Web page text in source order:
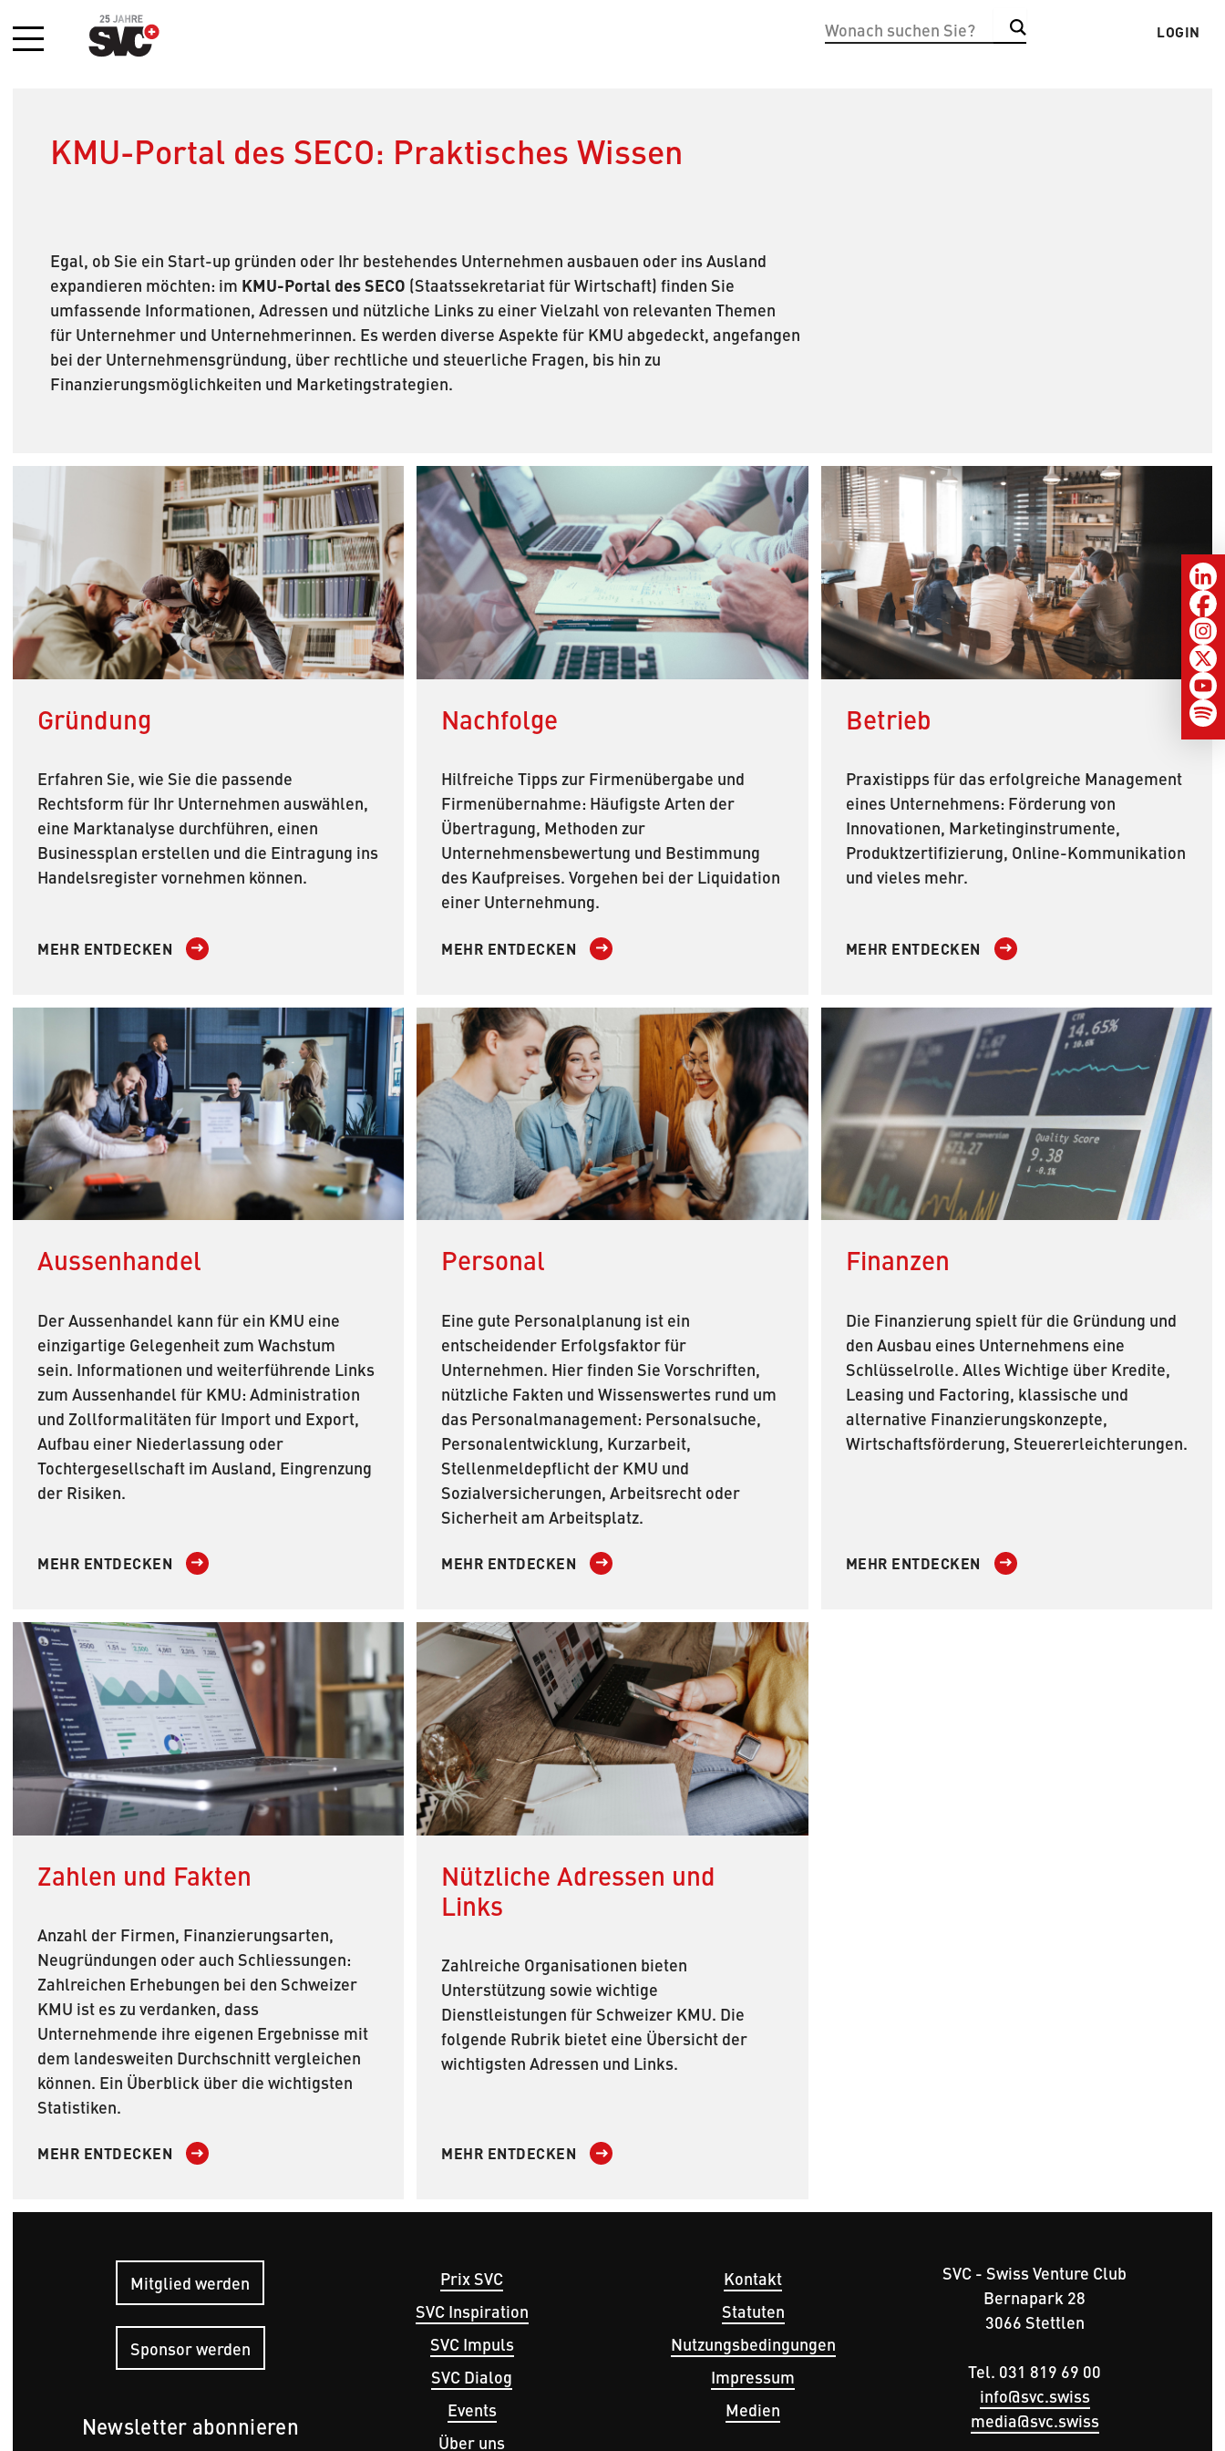
Menü Suchen LOGIN
KMU-Portal des SECO: Praktisches Wissen
Egal, ob Sie ein Start-up gründen oder Ihr bestehendes Unternehmen ausbauen oder ins Ausland
expandieren möchten: im KMU-Portal des SECO (Staatssekretariat für Wirtschaft) finden Sie
umfassende Informationen, Adressen und nützliche Links zu einer Vielzahl von relevanten Themen
für Unternehmer und Unternehmerinnen. Es werden diverse Aspekte für KMU abgedeckt, angefangen
bei der Unternehmensgründung, über rechtliche und steuerliche Fragen, bis hin zu
Finanzierungsmöglichkeiten und Marketingstrategien.
Gründung
Erfahren Sie, wie Sie die passende
Rechtsform für Ihr Unternehmen auswählen,
eine Marktanalyse durchführen, einen
Businessplan erstellen und die Eintragung ins
Handelsregister vornehmen können.
MEHR ENTDECKEN
Nachfolge
Hilfreiche Tipps zur Firmenübergabe und
Firmenübernahme: Häufigste Arten der
Übertragung, Methoden zur
Unternehmensbewertung und Bestimmung
des Kaufpreises. Vorgehen bei der Liquidation
einer Unternehmung.
MEHR ENTDECKEN
Betrieb
Praxistipps für das erfolgreiche Management
eines Unternehmens: Förderung von
Innovationen, Marketinginstrumente,
Produktzertifizierung, Online-Kommunikation
und vieles mehr.
MEHR ENTDECKEN
Aussenhandel
Der Aussenhandel kann für ein KMU eine
einzigartige Gelegenheit zum Wachstum
sein. Informationen und weiterführende Links
zum Aussenhandel für KMU: Administration
und Zollformalitäten für Import und Export,
Aufbau einer Niederlassung oder
Tochtergesellschaft im Ausland, Eingrenzung
der Risiken.
MEHR ENTDECKEN
Personal
Eine gute Personalplanung ist ein
entscheidender Erfolgsfaktor für
Unternehmen. Hier finden Sie Vorschriften,
nützliche Fakten und Wissenswertes rund um
das Personalmanagement: Personalsuche,
Personalentwicklung, Kurzarbeit,
Stellenmeldepflicht der KMU und
Sozialversicherungen, Arbeitsrecht oder
Sicherheit am Arbeitsplatz.
MEHR ENTDECKEN
Finanzen
Die Finanzierung spielt für die Gründung und
den Ausbau eines Unternehmens eine
Schlüsselrolle. Alles Wichtige über Kredite,
Leasing und Factoring, klassische und
alternative Finanzierungskonzepte,
Wirtschaftsförderung, Steuererleichterungen.
MEHR ENTDECKEN
Zahlen und Fakten
Anzahl der Firmen, Finanzierungsarten,
Neugründungen oder auch Schliessungen:
Zahlreichen Erhebungen bei den Schweizer
KMU ist es zu verdanken, dass
Unternehmende ihre eigenen Ergebnisse mit
dem landesweiten Durchschnitt vergleichen
können. Ein Überblick über die wichtigsten
Statistiken.
MEHR ENTDECKEN
Nützliche Adressen und
Links
Zahlreiche Organisationen bieten
Unterstützung sowie wichtige
Dienstleistungen für Schweizer KMU. Die
folgende Rubrik bietet eine Übersicht der
wichtigsten Adressen und Links.
MEHR ENTDECKEN
Mitglied werden
Sponsor werden
Newsletter abonnieren
Hauptnavigation
Prix SVC
SVC Inspiration
SVC Impuls
SVC Dialog
Events
Über uns
Fußbereichsmenü
Kontakt
Statuten
Nutzungsbedingungen
Impressum
Medien
SVC - Swiss Venture Club
Bernapark 28
3066 Stettlen
Tel. 031 819 69 00
info@svc.swiss
media@svc.swiss